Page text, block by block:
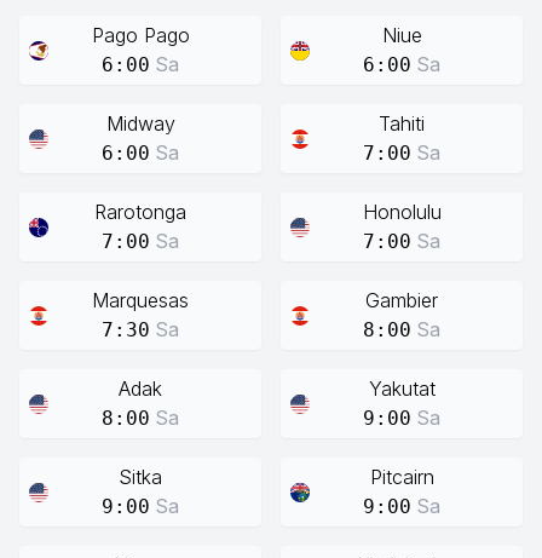
Pago Pago
6:00 Sa
Niue
6:00 Sa
Midway
6:00 Sa
Tahiti
7:00 Sa
Rarotonga
7:00 Sa
Honolulu
7:00 Sa
Marquesas
7:30 Sa
Gambier
8:00 Sa
Adak
8:00 Sa
Yakutat
9:00 Sa
Sitka
9:00 Sa
Pitcairn
9:00 Sa